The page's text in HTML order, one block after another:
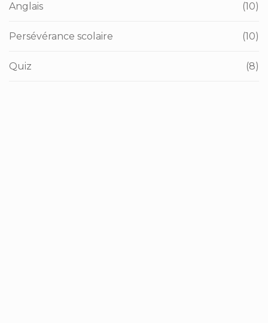
Anglais (10)
Persévérance scolaire (10)
Quiz (8)